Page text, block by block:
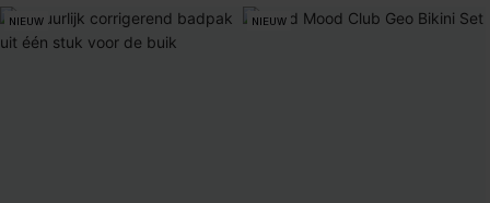
NIEUW NIEUW